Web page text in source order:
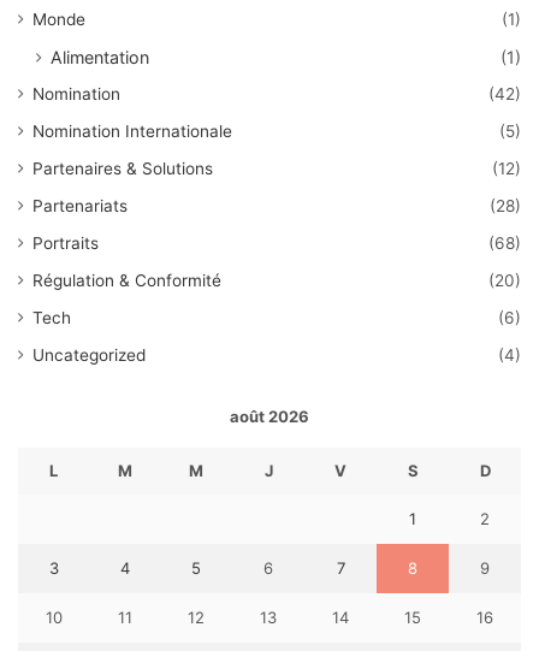
Monde
(1)
Alimentation (1)
Nomination
(42)
Nomination Internationale
(5)
Partenaires & Solutions
(12)
Partenariats
(28)
Portraits
(68)
Régulation & Conformité
(20)
Tech
(6)
Uncategorized
(4)
août 2026
L M M J V S D
1 2
3 4 5 6 7 8 9
10 11 12 13 14 15 16